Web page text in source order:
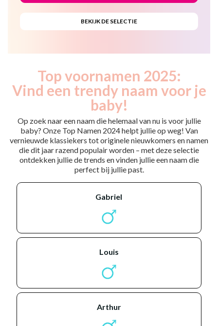
Top voornamen 2025:
Vind een trendy naam voor je
baby!
Op zoek naar een naam die helemaal van nu is voor jullie
baby? Onze Top Namen 2024 helpt jullie op weg! Van
vernieuwde klassiekers tot originele nieuwkomers en namen
die dit jaar razend populair worden – met deze selectie
ontdekken jullie de trends en vinden jullie een naam die
perfect bij jullie past.
gabriel
louis
arthur